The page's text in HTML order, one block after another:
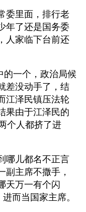
委里面，排行老
年了还是国务委
人家临下台前还
的一个，政治局候
差没动手了，结
江泽民镇压法轮
果由于江泽民的
个人都挤了进
哪儿都名不正言
副主席不撒手，
天万一有个闪
而当国家主席。